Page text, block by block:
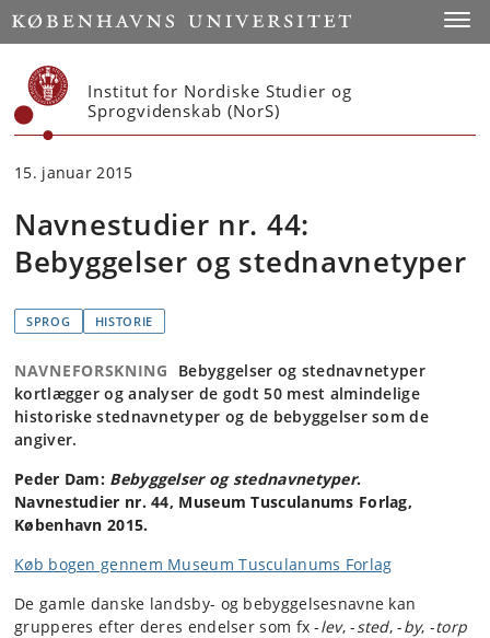
Start
Institut for Nordiske Studier og
Sprogvidenskab (NorS)
15. januar 2015
Navnestudier nr. 44:
Bebyggelser og stednavnetyper
SPROG HISTORIE
NAVNEFORSKNING
Bebyggelser og stednavnetyper
kortlægger og analyser de godt 50 mest almindelige
historiske stednavnetyper og de bebyggelser som de
angiver.
Peder Dam: Bebyggelser og stednavnetyper.
Navnestudier nr. 44, Museum Tusculanums Forlag,
København 2015.
Køb bogen gennem Museum Tusculanums Forlag
De gamle danske landsby- og bebyggelsesnavne kan
grupperes efter deres endelser som fx -lev, -sted, -by, -torp